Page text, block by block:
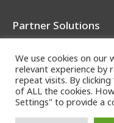
Partner Solutions
Oracle Solutions
Microsoft Solutions
We use cookies on
relevant experience by
repeat visits. By
of ALL the cookies.
Settings" to provide a